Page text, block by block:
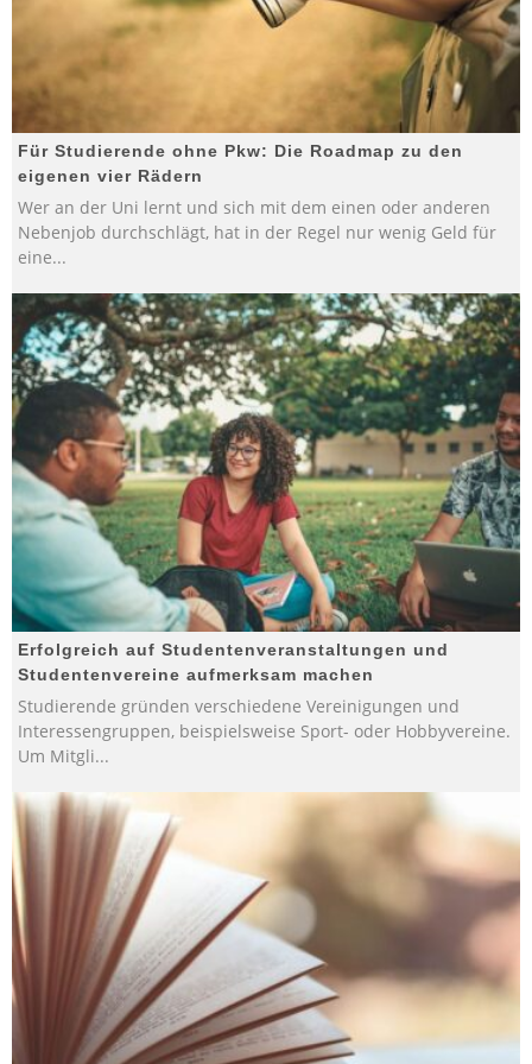
Für Studierende ohne Pkw: Die Roadmap zu den
eigenen vier Rädern
Wer an der Uni lernt und sich mit dem einen oder anderen
Nebenjob durchschlägt, hat in der Regel nur wenig Geld für
eine...
Erfolgreich auf Studentenveranstaltungen und
Studentenvereine aufmerksam machen
Studierende gründen verschiedene Vereinigungen und
Interessengruppen, beispielsweise Sport- oder Hobbyvereine.
Um Mitgli...